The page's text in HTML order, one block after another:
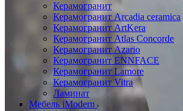
Керамогранит
Керамогранит Arcadia ceramica
Керамогранит ArtKera
Керамогранит Atlas Concorde
Керамогранит Azario
Керамогранит ENNFACE
Керамогранит Lamore
Керамогранит Vitra
Ламинат
Мебель iModern